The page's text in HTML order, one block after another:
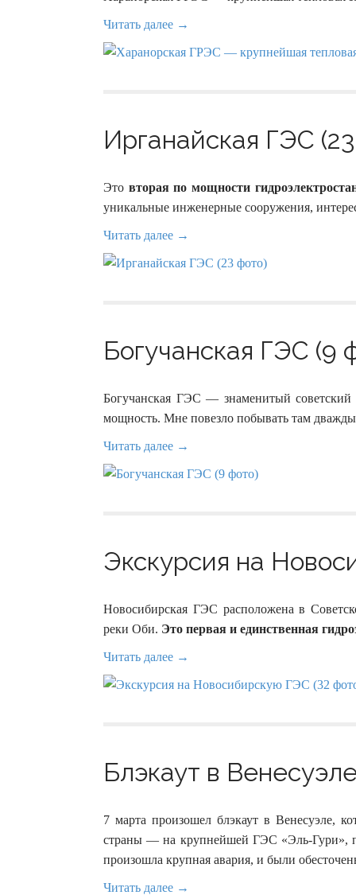
Читать далее →
Ирганайская ГЭС
Это вторая по мощности
уникальные инженерные сооружения,
Читать далее →
Богучанская ГЭС (9
Богучанская ГЭС — знаменитый советский
мощность. Мне повезло побывать там
Читать далее →
Экскурсия на
Новосибирская ГЭС расположена в
реки Оби. Это первая и единственная
Читать далее →
Блэкаут в
7 марта произошел блэкаут в Венесуэле,
страны — на крупнейшей ГЭС «Эль-Гури»,
произошла крупная авария, и были
Читать далее →